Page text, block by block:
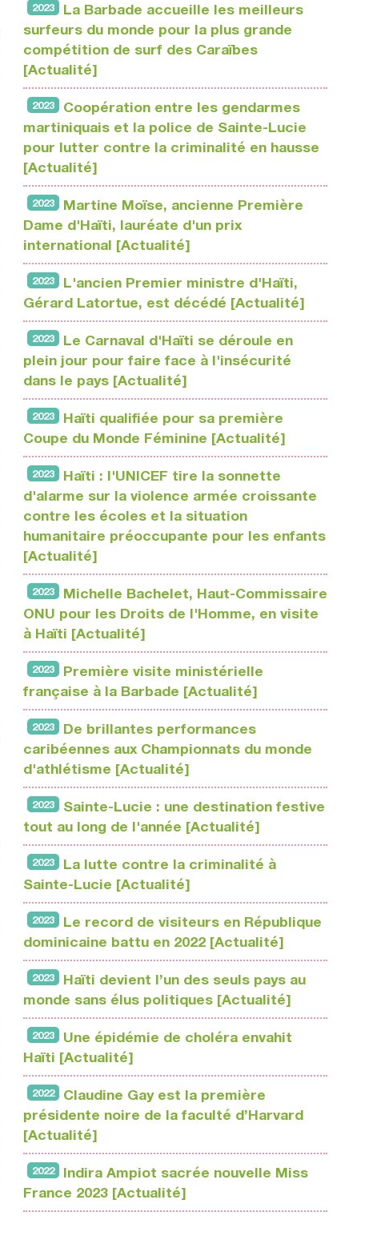
2023
La Barbade accueille les meilleurs
surfeurs du monde pour la plus grande
compétition de surf des Caraïbes
[Actualité]
2023
Coopération entre les gendarmes
martiniquais et la police de Sainte-Lucie
pour lutter contre la criminalité en hausse
[Actualité]
2023
Martine Moïse, ancienne Première
Dame d'Haïti, lauréate d'un prix
international [Actualité]
2023
L'ancien Premier ministre d'Haïti,
Gérard Latortue, est décédé [Actualité]
2023
Le Carnaval d'Haïti se déroule en
plein jour pour faire face à l'insécurité
dans le pays [Actualité]
2023
Haïti qualifiée pour sa première
Coupe du Monde Féminine [Actualité]
2023
Haïti : l'UNICEF tire la sonnette
d'alarme sur la violence armée croissante
contre les écoles et la situation
humanitaire préoccupante pour les enfants
[Actualité]
2023
Michelle Bachelet, Haut-Commissaire
ONU pour les Droits de l'Homme, en visite
à Haïti [Actualité]
2023
Première visite ministérielle
française à la Barbade [Actualité]
2023
De brillantes performances
caribéennes aux Championnats du monde
d'athlétisme [Actualité]
2023
Sainte-Lucie : une destination festive
tout au long de l'année [Actualité]
2023
La lutte contre la criminalité à
Sainte-Lucie [Actualité]
2023
Le record de visiteurs en République
dominicaine battu en 2022 [Actualité]
2023
Haïti devient l’un des seuls pays au
monde sans élus politiques [Actualité]
2023
Une épidémie de choléra envahit
Haïti [Actualité]
2022
Claudine Gay est la première
présidente noire de la faculté d’Harvard
[Actualité]
2022
Indira Ampiot sacrée nouvelle Miss
France 2023 [Actualité]